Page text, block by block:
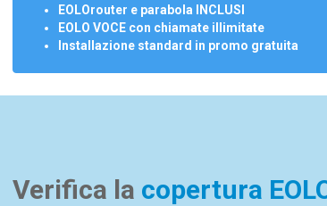
EOLOrouter e parabola INCLUSI
EOLO VOCE con chiamate illimitate
Installazione standard in promo gratuita
Verifica la copertura